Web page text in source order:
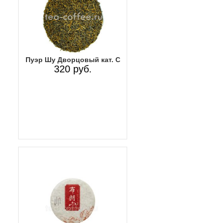
Пуэр Шу Дворцовый кат. C
320 руб.